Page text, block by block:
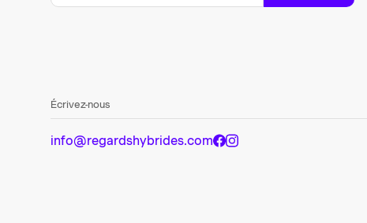
Écrivez-nous
info@regardshybrides.com